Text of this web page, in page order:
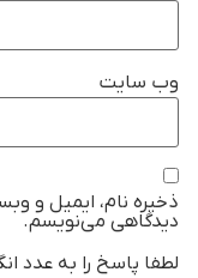
وب‌ سایت
ذخیره نام، ایمیل و
دیدگاهی می‌نویسم.
لطفا پاسخ را به عدد